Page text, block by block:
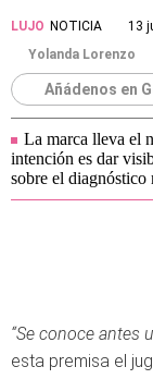
LUJO NOTICIA
13
Yolanda Lorenzo
Añádenos en
La marca lleva el
intención es dar
sobre el diagnóstico
“Se conoce antes
esta premisa el